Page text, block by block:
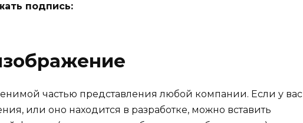
подпись:
частью представления любой компании. Если у вас
или оно находится в разработке, можно вставить